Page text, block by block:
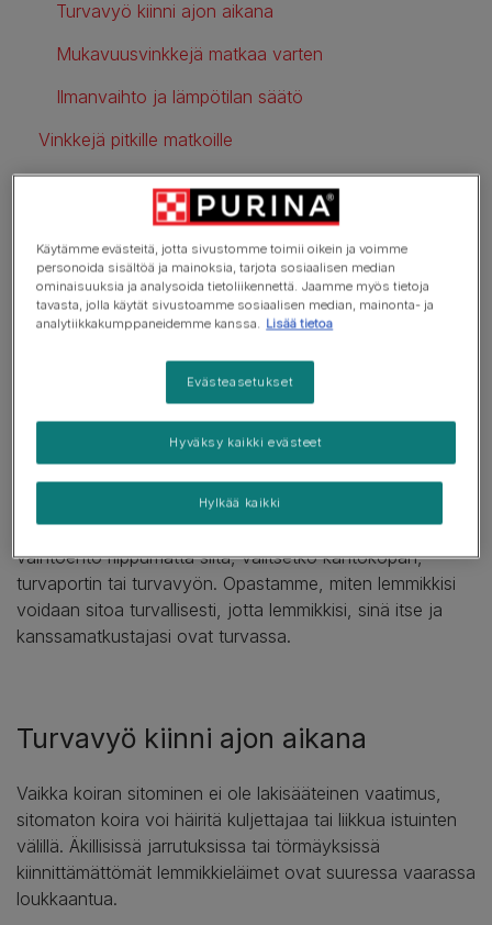
Turvavyö kiinni ajon aikana
Mukavuusvinkkejä matkaa varten
Ilmanvaihto ja lämpötilan säätö
Vinkkejä pitkille matkoille
Vie koiranpentusi ajelulle
Ajaminen vanhemman koiran kanssa
Tarkista säännöt ennen matkaa
Usein kysytyt kysymykset
Turvallisuus koirien kanssa
matkustettaessa
Suomessa ei ole lakisääteistä vaatimusta koirien
kiinnipitämisestä ajon aikana, mutta se on turvallisin
vaihtoehto riippumatta siitä, valitsetko kantokopan,
turvaportin tai turvavyön. Opastamme, miten lemmikkisi
voidaan sitoa turvallisesti, jotta lemmikkisi, sinä itse ja
kanssamatkustajasi ovat turvassa.
Turvavyö kiinni ajon aikana
Vaikka koiran sitominen ei ole lakisääteinen vaatimus,
sitomaton koira voi häiritä kuljettajaa tai liikkua istuinten
välillä. Äkillisissä jarrutuksissa tai törmäyksissä
kiinnittämättömät lemmikkieläimet ovat suuressa vaarassa
loukkaantua.
Käytämme evästeitä, jotta sivustomme toimii oikein ja voimme
personoida sisältöä ja mainoksia, tarjota sosiaalisen median
ominaisuuksia ja analysoida tietoliikennettä. Jaamme myös tietoja
tavasta, jolla käytät sivustoamme sosiaalisen median, mainonta- ja
analytiikkakumppaneidemme kanssa. Lisää tietoa
Evästeasetukset
Hylkää kaikki
Hyväksy kaikki evästeet